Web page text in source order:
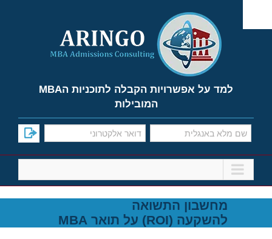
content
למד על אפשרויות הקבלה לתוכניות הMBA
המובילות
מחשבון התשואה
להשקעה (ROI) על תואר MBA